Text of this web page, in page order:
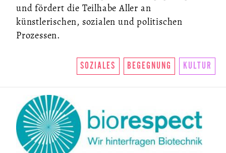
und fördert die Teilhabe Aller an
künstlerischen, sozialen und politischen
Prozessen.
SOZIALES BEGEGNUNG KULTUR